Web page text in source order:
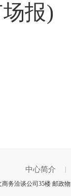
报)
中心简介
务洽谈公司35楼 邮政